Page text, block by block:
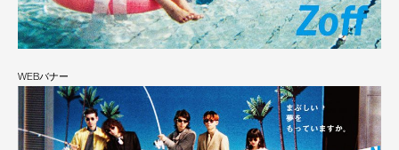
WEBバナー